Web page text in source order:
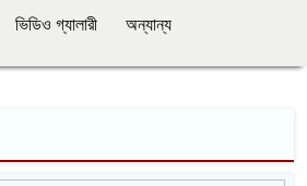
ভিডিও গ্যালারী অন্যান্য